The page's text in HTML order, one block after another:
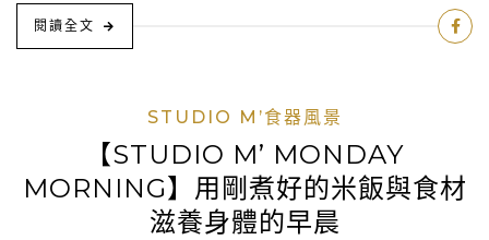
閱讀全文
STUDIO M’食器風景
【STUDIO M’ MONDAY
MORNING】用剛煮好的米飯與食材
滋養身體的早晨